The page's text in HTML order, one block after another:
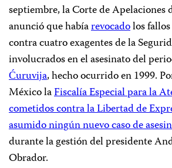
septiembre, la Corte de Apelaciones
anunció que habíarevocadolos
contra cuatro exagentes de la
involucrados en el asesinato del
Ćuruvija, hecho ocurrido en 1999.
México laFiscalía Especial para la
cometidos contra la Libertad de
asumido ningún nuevo caso de
durante la gestión del presidente
Obrador.